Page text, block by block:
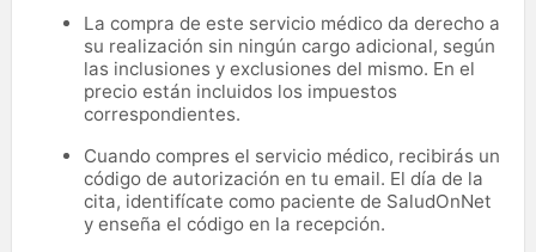
La compra de este servicio médico da derecho a
su realización sin ningún cargo adicional, según
las inclusiones y exclusiones del mismo. En el
precio están incluidos los impuestos
correspondientes.
Cuando compres el servicio médico, recibirás un
código de autorización en tu email. El día de la
cita, identifícate como paciente de SaludOnNet
y enseña el código en la recepción.